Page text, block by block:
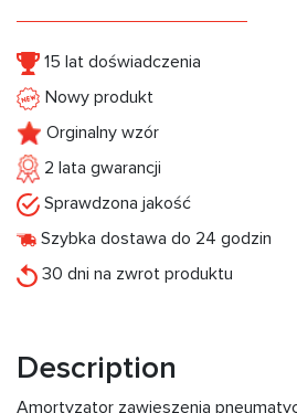
15 lat doświadczenia
Nowy produkt
Orginalny wzór
2 lata gwarancji
Sprawdzona jakość
Szybka dostawa do 24 godzin
30 dni na zwrot produktu
Description
Amortyzator zawieszenia